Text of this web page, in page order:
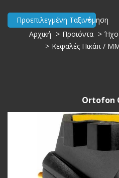
Προεπιλεγμένη Ταξινόμηση
Αρχική
Προιόντα
Κεφαλές Πικάπ /
Ortofon